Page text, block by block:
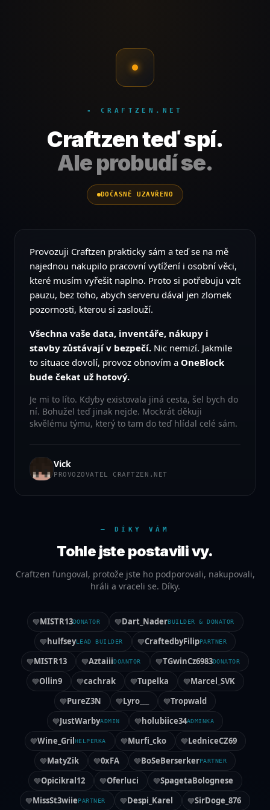
- CRAFTZEN.NET
Craftzen teď spí.
Ale probudí se.
DOČASNĚ UZAVŘENO
Provozuji Craftzen prakticky sám a teď se na mě
najednou nakupilo pracovní vytížení i osobní věci,
které musím vyřešit naplno. Proto si potřebuju vzít
pauzu, bez toho, abych serveru dával jen zlomek
pozornosti, kterou si zaslouží.
Všechna vaše data, inventáře, nákupy i
stavby zůstávají v bezpečí. Nic nemizí. Jakmile
to situace dovolí, provoz obnovím a OneBlock
bude čekat už hotový.
Je mi to líto. Kdyby existovala jiná cesta, šel bych do
ní. Bohužel teď jinak nejde. Mockrát děkuji
skvělému týmu, který to tam do teď hlídal celé sám.
Vick
PROVOZOVATEL CRAFTZEN.NET
— DÍKY VÁM
Tohle jste postavili vy.
Craftzen fungoval, protože jste ho podporovali, nakupovali,
hráli a vraceli se. Díky.
MISTR13DONATOR Dart_NaderBUILDER & DONATOR
hulfseyLEAD BUILDER CraftedbyFilipPARTNER
MISTR13 AztaiiiDOANTOR TGwinCz6983DONATOR
Ollin9 cachrak Tupelka
Marcel_SVK
PureZ3N
Lyro___
Tropwald
JustWarbyADMIN holubiice34ADMINKA
Wine_GrilHELPERKA Murfi_cko
LedniceCZ69
MatyZik
0xFA BoSeBerserkerPARTNER
Opicikral12 Oferluci
SpagetaBolognese
MissSt3wiiePARTNER Despi_Karel SirDoge_876